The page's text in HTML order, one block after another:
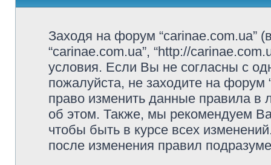
Заходя на форум
“carinae.com.ua”, “http://
условия. Если Вы не согласны с
пожалуйста, не заходите на
право изменить данные правила в
об этом. Также, мы рекомендуем
чтобы быть в курсе всех
после изменения правил